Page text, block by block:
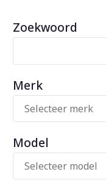
Zoekwoord
Merk
Model